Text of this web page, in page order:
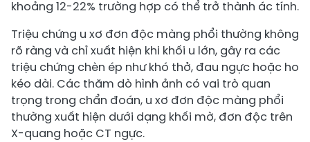
khoảng 12-22% trường hợp có thể trở thành ác tính.
Triệu chứng u xơ đơn độc màng phổi thường không
rõ ràng và chỉ xuất hiện khi khối u lớn, gây ra các
triệu chứng chèn ép như khó thở, đau ngực hoặc ho
kéo dài. Các thăm dò hình ảnh có vai trò quan
trọng trong chẩn đoán, u xơ đơn độc màng phổi
thường xuất hiện dưới dạng khối mờ, đơn độc trên
X-quang hoặc CT ngực.